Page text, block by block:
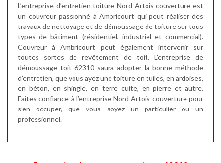
L’entreprise d’entretien toiture Nord Artois couverture est
un couvreur passionné à Ambricourt qui peut réaliser des
travaux de nettoyage et de démoussage de toiture sur tous
types de bâtiment (résidentiel, industriel et commercial).
Couvreur à Ambricourt peut également intervenir sur
toutes sortes de revêtement de toit. L’entreprise de
démoussage toit 62310 saura adopter la bonne méthode
d’entretien, que vous ayez une toiture en tuiles, en ardoises,
en béton, en shingle, en terre cuite, en pierre et autre.
Faites confiance à l’entreprise Nord Artois couverture pour
s’en occuper, que vous soyez un particulier ou un
professionnel.